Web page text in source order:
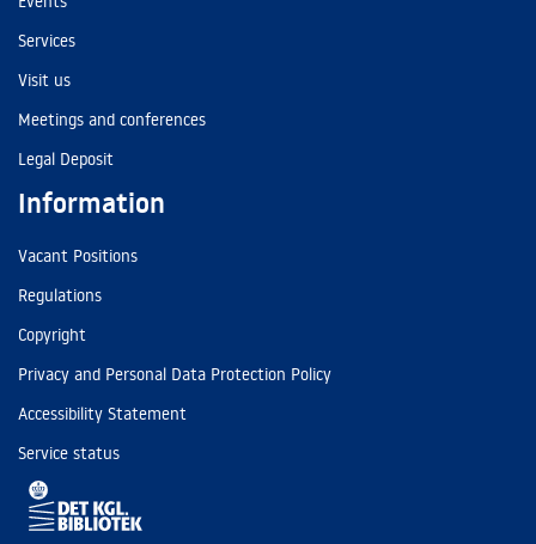
Services
Visit us
Meetings and conferences
Legal Deposit
Information
Vacant Positions
Regulations
Copyright
Privacy and Personal Data Protection Policy
Accessibility Statement
Service status